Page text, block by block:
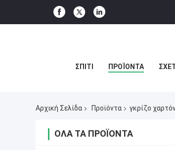
ΣΠΊΤΙ ΠΡΟΪΌΝΤΑ
Αρχική Σελίδα Προϊόντα γκρίζο
ΌΛΑ ΤΑ ΠΡΟΪΌΝΤΑ